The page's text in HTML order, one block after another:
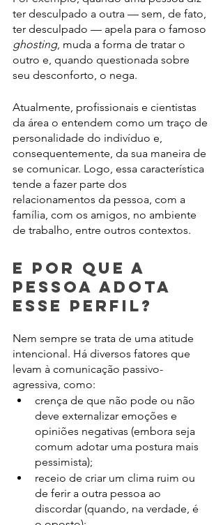
ter desculpado a outra — sem, de fato,
ter desculpado — apela para o famoso
ghosting, muda a forma de tratar o
outro e, quando questionada sobre
seu desconforto, o nega.
Atualmente, profissionais e cientistas
da área o entendem como um traço de
personalidade do indivíduo e,
consequentemente, da sua maneira de
se comunicar. Logo, essa característica
tende a fazer parte dos
relacionamentos da pessoa, com a
família, com os amigos, no ambiente
de trabalho, entre outros contextos.
E por que a
pessoa adota
esse perfil?
Nem sempre se trata de uma atitude
intencional. Há diversos fatores que
levam à comunicação passivo-
agressiva, como:
crença de que não pode ou não
deve externalizar emoções e
opiniões negativas (embora seja
comum adotar uma postura mais
pessimista);
receio de criar um clima ruim ou
de ferir a outra pessoa ao
discordar (quando, na verdade, é